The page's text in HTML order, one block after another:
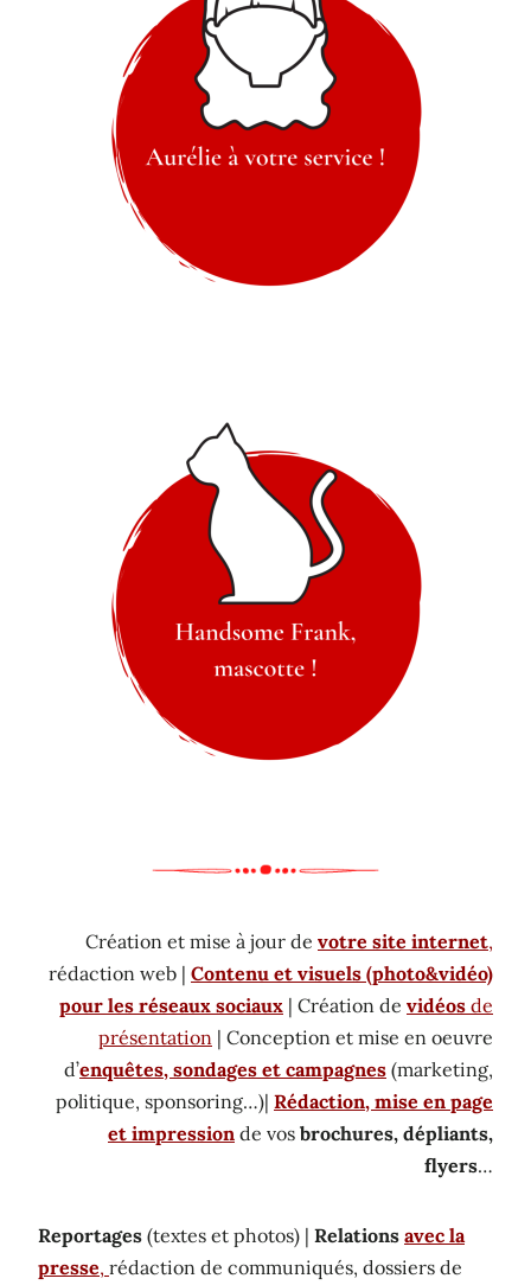
Création et mise à jour de votre site internet,
rédaction web | Contenu et visuels (photo&vidéo)
pour les réseaux sociaux | Création de vidéos de
présentation | Conception et mise en oeuvre
d’enquêtes, sondages et campagnes (marketing,
politique, sponsoring…)| Rédaction, mise en page
et impression de vos brochures, dépliants,
flyers…
Reportages (textes et photos) | Relations avec la
presse, rédaction de communiqués, dossiers de